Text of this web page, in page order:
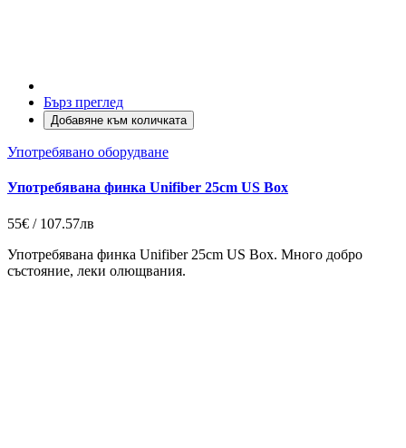
Бърз преглед
Добавяне към количката
Употребявано оборудване
Употребявана финка Unifiber 25cm US Box
55€ / 107.57лв
Употребявана финка Unifiber 25cm US Box. Много добро
състояние, леки олющвания.